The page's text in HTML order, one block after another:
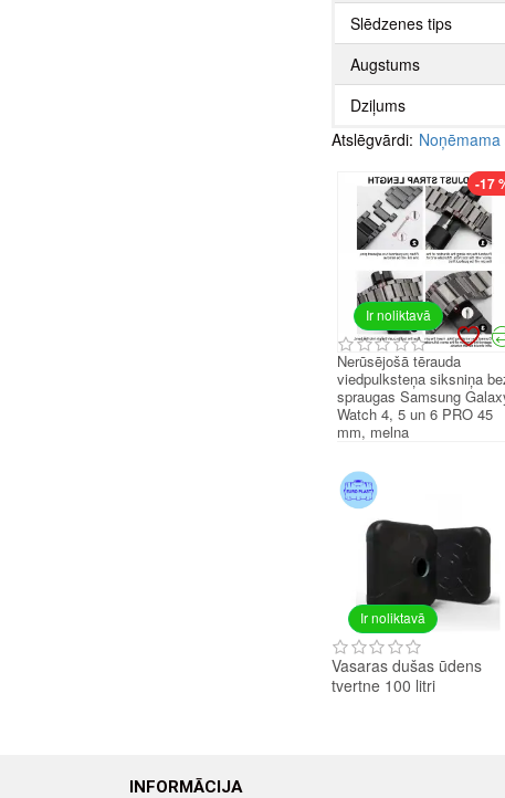
Slēdzenes tips
Augstums
Dziļums
Atslēgvārdi:
Ir noliktavā
-17
Nerūsējošā tērauda
viedpulksteņa siksniņa
spraugas Samsung
Watch 4, 5 un 6 PRO 45
mm, melna
Ir noliktavā
Vasaras dušas ūdens
tvertne 100 litri
INFORMĀCIJA